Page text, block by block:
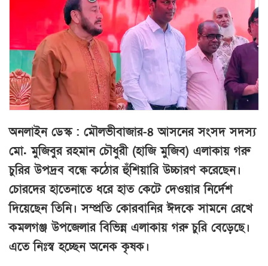
অনলাইন ডেস্ক : মৌলভীবাজার-৪ আসনের সংসদ সদস্য
মো. মুজিবুর রহমান চৌধুরী (হাজি মুজিব) এলাকায় গরু
চুরির উপদ্রব বন্ধে কঠোর হুঁশিয়ারি উচ্চারণ করেছেন।
চোরদের হাতেনাতে ধরে হাত কেটে দেওয়ার নির্দেশ
দিয়েছেন তিনি। সম্প্রতি কোরবানির ঈদকে সামনে রেখে
কমলগঞ্জ উপজেলার বিভিন্ন এলাকায় গরু চুরি বেড়েছে।
এতে নিঃস্ব হচ্ছেন অনেক কৃষক।